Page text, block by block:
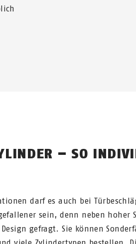
– SO
darf es auch bei
sein, denn neben hoher
gefragt. Sie können